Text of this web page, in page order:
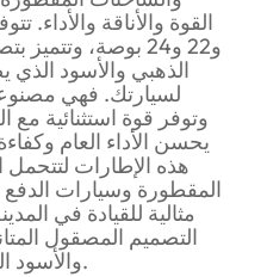
و22 و24 بوصة،
الذهبي والأسود
لسيارتك. فهي
وتوفر قوة استثنائية
يحسن الأداء العام
هذه الإطارات لتتحمل
المقطورة وسيارات الدفع
مثالية للقيادة في
التصميم المصقول
والأسود المذهل مظهرًا متميزًا وجذابًا.